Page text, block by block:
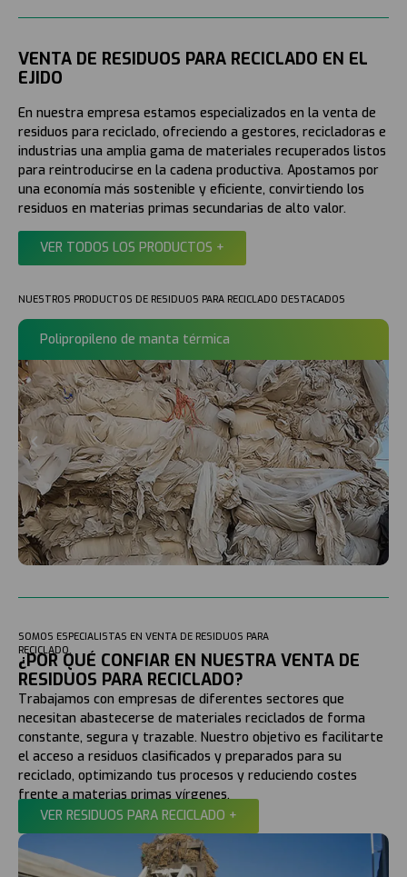
VENTA DE RESIDUOS PARA RECICLADO EN EL
EJIDO
En nuestra empresa estamos especializados en la venta de
residuos para reciclado, ofreciendo a gestores, recicladoras e
industrias una amplia gama de materiales recuperados listos
para reintroducirse en la cadena productiva. Apostamos por
una economía más sostenible y eficiente, convirtiendo los
residuos en materias primas secundarias de alto valor.
VER TODOS LOS PRODUCTOS +
NUESTROS PRODUCTOS DE RESIDUOS PARA RECICLADO DESTACADOS
Polipropileno de manta térmica
SOMOS ESPECIALISTAS EN VENTA DE RESIDUOS PARA
RECICLADO.
¿POR QUÉ CONFIAR EN NUESTRA VENTA DE
RESIDUOS PARA RECICLADO?
Trabajamos con empresas de diferentes sectores que
necesitan abastecerse de materiales reciclados de forma
constante, segura y trazable. Nuestro objetivo es facilitarte
el acceso a residuos clasificados y preparados para su
reciclado, optimizando tus procesos y reduciendo costes
frente a materias primas vírgenes.
VER RESIDUOS PARA RECICLADO +